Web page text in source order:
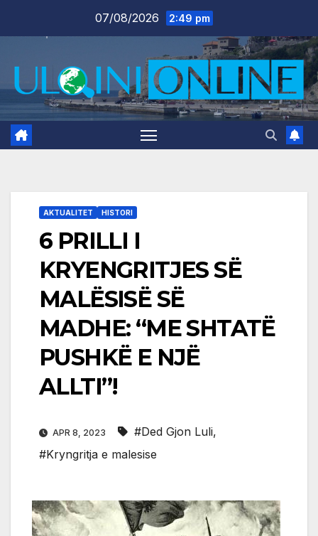
07/08/2026 2:49 pm
AKTUALITET HISTORI
6 PRILLI I
KRYENGRITJES SË
MALËSISË SË
MADHE: “ME SHTATË
PUSHKË E NJË
ALLTI”!
APR 8, 2023 #Ded Gjon Luli,
#Kryngritja e malesise